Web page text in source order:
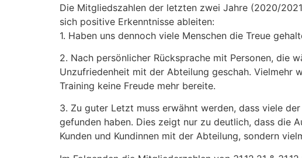
Die Mitgliedszahlen der letzten zwei Jahre (2020/
sich positive Erkenntnisse ableiten:
1. Haben uns dennoch viele Menschen die Treue
2. Nach persönlicher Rücksprache mit Personen, die
Unzufriedenheit mit der Abteilung geschah. Vielmehr
Training keine Freude mehr bereite.
3. Zu guter Letzt muss erwähnt werden, dass viele
gefunden haben. Dies zeigt nur zu deutlich, dass die
Kunden und Kundinnen mit der Abteilung, sondern